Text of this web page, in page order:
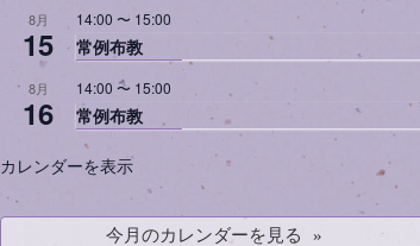
8月
15
14:00 〜 15:00
常例布教
8月
16
14:00 〜 15:00
常例布教
カレンダーを表示
今月のカレンダーを見る